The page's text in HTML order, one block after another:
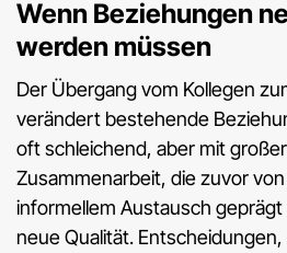
Wenn Beziehungen
werden müssen
Der Übergang vom Kollegen
verändert bestehende
oft schleichend, aber mit
Zusammenarbeit, die zuvor
informellem Austausch
neue Qualität.